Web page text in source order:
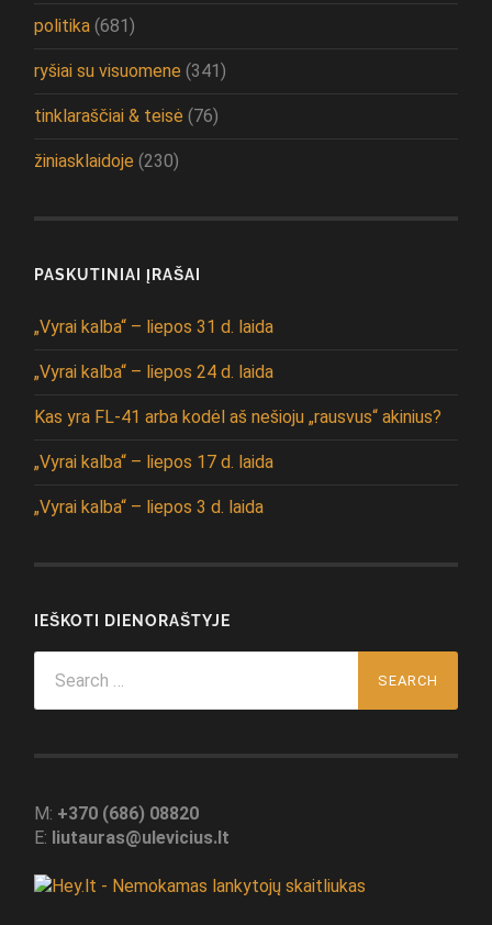
politika (681)
ryšiai su visuomene (341)
tinklaraščiai & teisė (76)
žiniasklaidoje (230)
PASKUTINIAI ĮRAŠAI
„Vyrai kalba“ – liepos 31 d. laida
„Vyrai kalba“ – liepos 24 d. laida
Kas yra FL-41 arba kodėl aš nešioju „rausvus“ akinius?
„Vyrai kalba“ – liepos 17 d. laida
„Vyrai kalba“ – liepos 3 d. laida
IEŠKOTI DIENORAŠTYJE
for:
M: +370 (686) 08820
E: liutauras@ulevicius.lt